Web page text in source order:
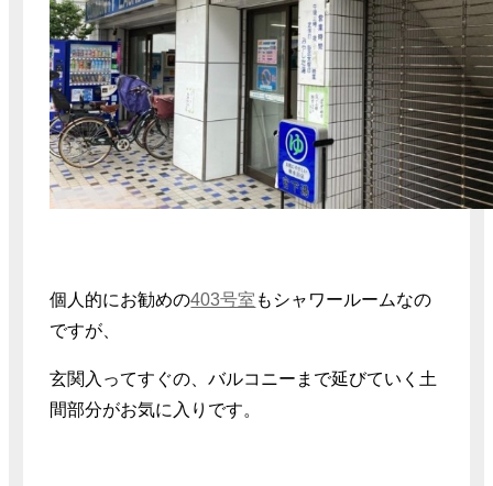
個人的にお勧めの403号室 もシャワールームなの
ですが、
玄関入ってすぐの、バルコニーまで延びていく土
間部分がお気に入りです。